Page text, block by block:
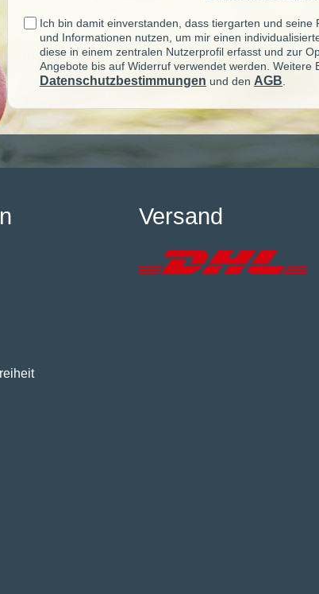
Ich bin damit einverstanden, dass tiergarten und
und Informationen nutzen, um mir einen
diese in einem zentralen Nutzerprofil erfasst und zur
Angebote bis auf Widerruf verwendet werden. Weitere
Datenschutzbestimmungen und den AGB
Versand